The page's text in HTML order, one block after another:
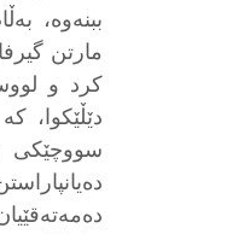
ببنەوە،
مارتن
کرد و
دێڵێکوا،
سووچێکی